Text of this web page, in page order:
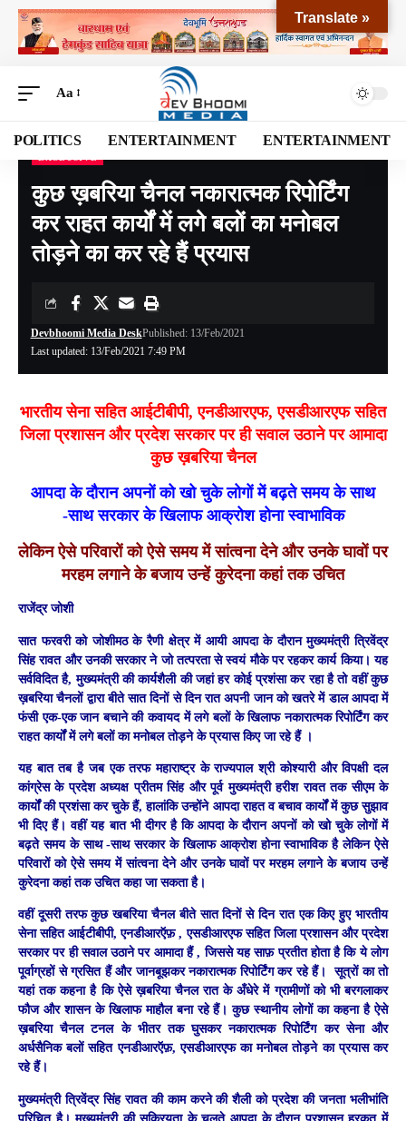
Aa
POLITICS ENTERTAINMENT ENTERTAINMENT
Devbhoomi Media>Blog>EXCLUSIVE>कुछ ख़बरिया चैनल नकारात्मक रिपोर्टिंग कर राहत कार्यों में लगे बलों का मनोबल तोड़ने का कर रहे हैं प्रयास
कुछ ख़बरिया चैनल नकारात्मक रिपोर्टिंग
कर राहत कार्यों में लगे बलों का मनोबल
तोड़ने का कर रहे हैं प्रयास
Last updated: 13/Feb/2021 7:49 PM
Devbhoomi Media DeskPublished: 13/Feb/2021
भारतीय सेना सहित आईटीबीपी, एनडीआरएफ, एसडीआरएफ सहित
जिला प्रशासन और प्रदेश सरकार पर ही सवाल उठाने पर आमादा
कुछख़बरिया चैनल
आपदा के दौरान अपनों को खो चुके लोगों में बढ़ते समय के साथ
-साथ सरकार के खिलाफ आक्रोश होना स्वाभाविक
लेकिन ऐसे परिवारों को ऐसे समय में सांत्वना देने और उनके घावों पर
मरहम लगाने के बजाय उन्हें कुरेदना कहां तक उचित
राजेंद्र जोशी
सात फरवरी को जोशीमठ के रैणी क्षेत्र में आयी आपदा के दौरान मुख्यमंत्री त्रिवेंद्र
सिंह रावत और उनकी सरकार ने जो तत्परता से स्वयं मौके पर रहकर कार्य किया। यह
सर्वविदित है, मुख्यमंत्री की कार्यशैली की जहां हर कोई प्रशंसा कर रहा है तो वहीं कुछ
ख़बरिया चैनलों द्वारा बीते सात दिनों से दिन रात अपनी जान को खतरे में डाल आपदा में
फंसी एक-एक जान बचाने की कवायद में लगे बलों के खिलाफ नकारात्मक रिपोर्टिंग कर
राहत कार्यों में लगे बलों का मनोबल तोड़ने के प्रयास किए जा रहे हैं ।
यह बात तब है जब एक तरफ महाराष्ट्र के राज्यपाल श्री कोश्यारी और विपक्षी दल
कांग्रेस के प्रदेश अध्यक्ष प्रीतम सिंह और पूर्व मुख्यमंत्री हरीश रावत तक सीएम के
कार्यों की प्रशंसा कर चुके हैं, हालांकि उन्होंने आपदा राहत व बचाव कार्यों में कुछ सुझाव
भी दिए हैं। वहीं यह बात भी दीगर है कि आपदा के दौरान अपनों को खो चुके लोगों में
बढ़ते समय के साथ -साथ सरकार के खिलाफ आक्रोश होना स्वाभाविक है लेकिन ऐसे
परिवारों को ऐसे समय में सांत्वना देने और उनके घावों पर मरहम लगाने के बजाय उन्हें
कुरेदना कहां तक उचित कहा जा सकता है।
वहीं दूसरी तरफ कुछ खबरिया चैनल बीते सात दिनों से दिन रात एक किए हुए भारतीय
सेना सहित आईटीबीपी, एनडीआरऍफ़ , एसडीआरएफ सहित जिला प्रशासन और प्रदेश
सरकार पर ही सवाल उठाने पर आमादा हैं , जिससे यह साफ़ प्रतीत होता है कि ये लोग
पूर्वाग्रहों से ग्रसित हैं और जानबूझकर नकारात्मक रिपोर्टिंग कर रहे हैं। सूत्रों का तो
यहां तक कहना है कि ऐसे ख़बरिया चैनल रात के अँधेरे में ग्रामीणों को भी बरगलाकर
फौज और शासन के खिलाफ माहौल बना रहे हैं। कुछ स्थानीय लोगों का कहना है ऐसे
ख़बरिया चैनल टनल के भीतर तक घुसकर नकारात्मक रिपोर्टिंग कर सेना और
अर्धसैनिक बलों सहित एनडीआरऍफ़, एसडीआरएफ का मनोबल तोड़ने का प्रयास कर
रहे हैं।
मुख्यमंत्री त्रिवेंद्र सिंह रावत की काम करने की शैली को प्रदेश की जनता भलीभांति
Translate »